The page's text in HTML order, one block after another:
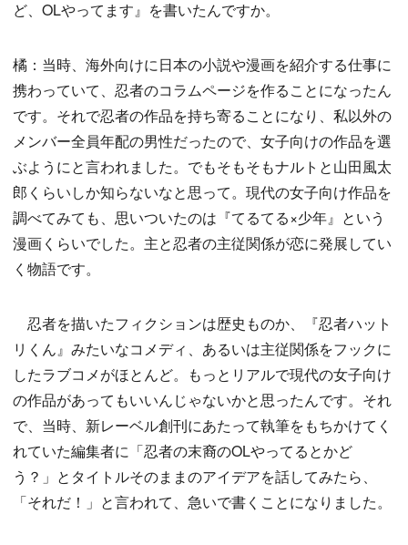
ど、OLやってます』を書いたんですか。
橘：当時、海外向けに日本の小説や漫画を紹介する仕事に
携わっていて、忍者のコラムページを作ることになったん
です。それで忍者の作品を持ち寄ることになり、私以外の
メンバー全員年配の男性だったので、女子向けの作品を選
ぶようにと言われました。でもそもそもナルトと山田風太
郎くらいしか知らないなと思って。現代の女子向け作品を
調べてみても、思いついたのは『てるてる×少年』という
漫画くらいでした。主と忍者の主従関係が恋に発展してい
く物語です。
忍者を描いたフィクションは歴史ものか、『忍者ハット
リくん』みたいなコメディ、あるいは主従関係をフックに
したラブコメがほとんど。もっとリアルで現代の女子向け
の作品があってもいいんじゃないかと思ったんです。それ
で、当時、新レーベル創刊にあたって執筆をもちかけてく
れていた編集者に「忍者の末裔のOLやってるとかど
う？」とタイトルそのままのアイデアを話してみたら、
「それだ！」と言われて、急いで書くことになりました。